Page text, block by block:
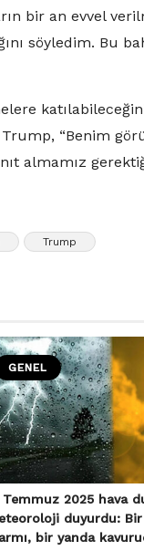
bir an evvel
söyledim. Bu
“Benim
almamız
Trump
GENEL
Temmuz 2025 hava
duyurdu: Bir
bir yanda